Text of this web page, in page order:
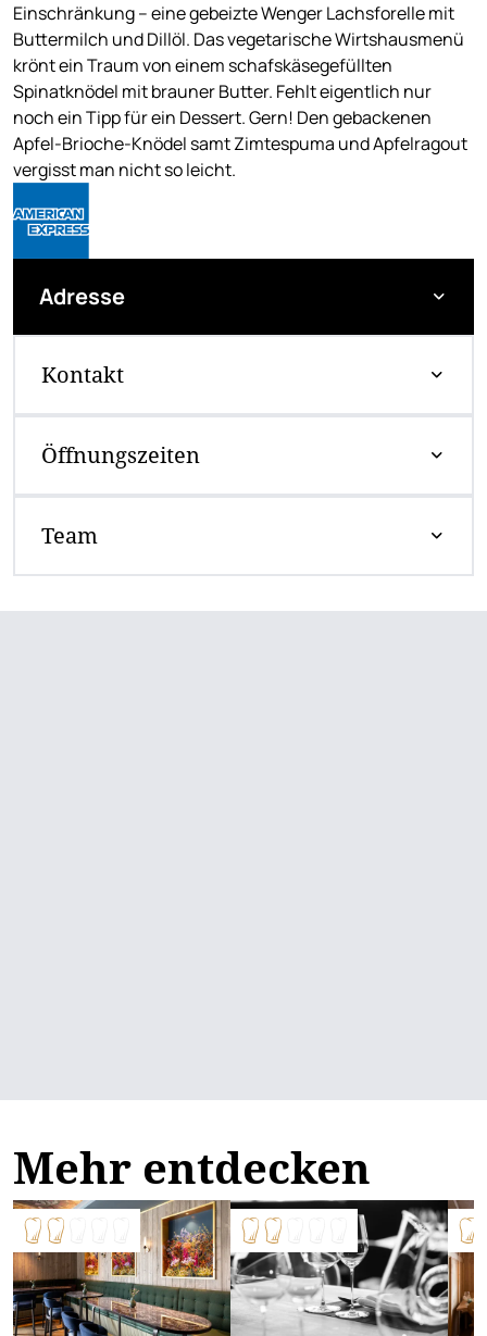
Einschränkung – eine gebeizte Wenger Lachsforelle mit
Buttermilch und Dillöl. Das vegetarische Wirtshausmenü
krönt ein Traum von einem schafskäsegefüllten
Spinatknödel mit brauner Butter. Fehlt eigentlich nur
noch ein Tipp für ein Dessert. Gern! Den gebackenen
Apfel-Brioche-Knödel samt Zimtespuma und Apfelragout
vergisst man nicht so leicht.
Adresse
Kontakt
Öffnungszeiten
Team
Mehr entdecken